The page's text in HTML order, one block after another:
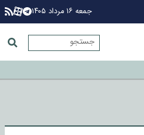
جمعه ۱۶ مرداد ۱۴۰۵